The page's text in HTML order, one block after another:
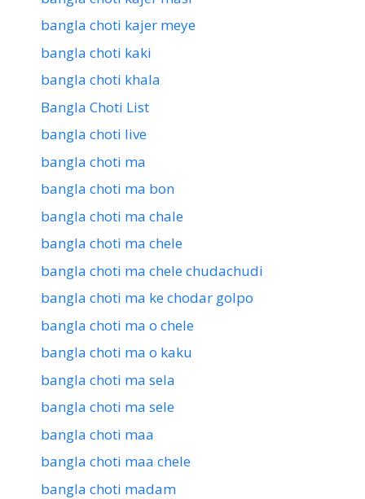
bangla choti kajer meye
bangla choti kaki
bangla choti khala
Bangla Choti List
bangla choti live
bangla choti ma
bangla choti ma bon
bangla choti ma chale
bangla choti ma chele
bangla choti ma chele chudachudi
bangla choti ma ke chodar golpo
bangla choti ma o chele
bangla choti ma o kaku
bangla choti ma sela
bangla choti ma sele
bangla choti maa
bangla choti maa chele
bangla choti madam